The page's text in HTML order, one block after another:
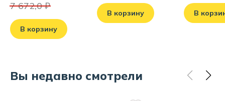
7 672,0 ₽
В корзину
В корзину В
Вы недавно смотрели